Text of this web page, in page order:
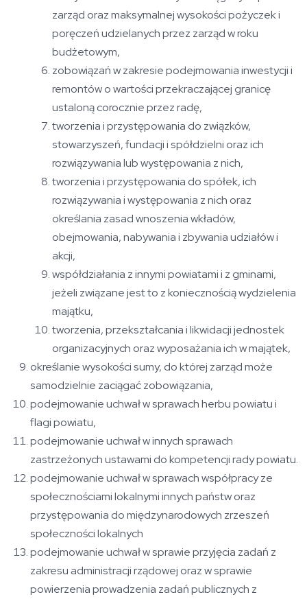
zarząd oraz maksymalnej wysokości pożyczek i
poręczeń udzielanych przez zarząd w roku
budżetowym,
zobowiązań w zakresie podejmowania inwestycji i
remontów o wartości przekraczającej granicę
ustaloną corocznie przez radę,
tworzenia i przystępowania do związków,
stowarzyszeń, fundacji i spółdzielni oraz ich
rozwiązywania lub występowania z nich,
tworzenia i przystępowania do spółek, ich
rozwiązywania i występowania z nich oraz
określania zasad wnoszenia wkładów,
obejmowania, nabywania i zbywania udziałów i
akcji,
współdziałania z innymi powiatami i z gminami,
jeżeli związane jest to z koniecznością wydzielenia
majątku,
tworzenia, przekształcania i likwidacji jednostek
organizacyjnych oraz wyposażania ich w majątek,
określanie wysokości sumy, do której zarząd może
samodzielnie zaciągać zobowiązania,
podejmowanie uchwał w sprawach herbu powiatu i
flagi powiatu,
podejmowanie uchwał w innych sprawach
zastrzeżonych ustawami do kompetencji rady powiatu.
podejmowanie uchwał w sprawach współpracy ze
społecznościami lokalnymi innych państw oraz
przystępowania do międzynarodowych zrzeszeń
społeczności lokalnych
podejmowanie uchwał w sprawie przyjęcia zadań z
zakresu administracji rządowej oraz w sprawie
powierzenia prowadzenia zadań publicznych z